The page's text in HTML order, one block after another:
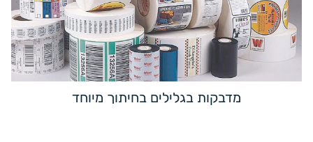
מדבקות בגלילים בחיתוך מיוחד